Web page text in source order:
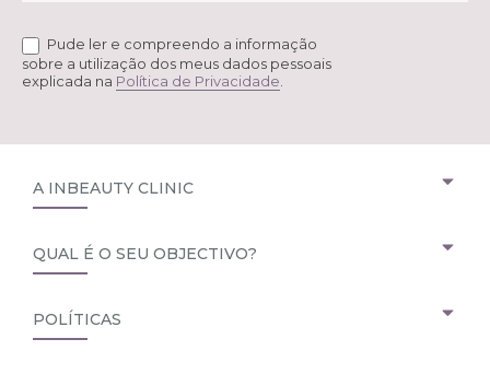
Pude ler e compreendo a informação
sobre a utilização dos meus dados pessoais
explicada na Política de Privacidade
A INBEAUTY CLINIC
QUAL É O SEU OBJECTIVO?
POLÍTICAS